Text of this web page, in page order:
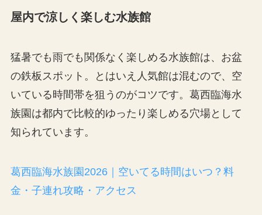
屋内で涼しく楽しむ水族館
猛暑でも雨でも関係なく楽しめる水族館は、お盆
の鉄板スポット。とはいえ人気館は混むので、空
いている時間帯を狙うのがコツです。葛西臨海水
族園は都内で比較的ゆったり楽しめる穴場として
知られています。
葛西臨海水族園2026｜空いてる時間はいつ？料
金・子連れ攻略・アクセス